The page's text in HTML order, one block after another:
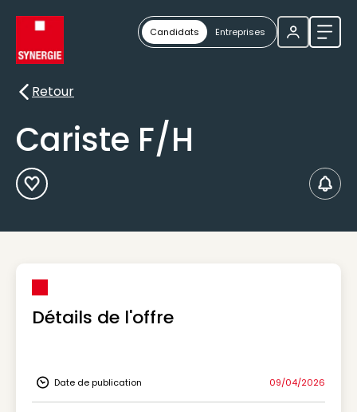
Candidats Entreprises
Retour
Retour
Cariste F/H
Ajouter aux Favoris
Détails de l'offre
Icon Date de publication
Date de publication 09/04/2026